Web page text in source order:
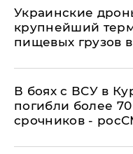
Украинские
крупнейший
пищевых грузов
В боях с ВСУ в
погибли более
срочников -